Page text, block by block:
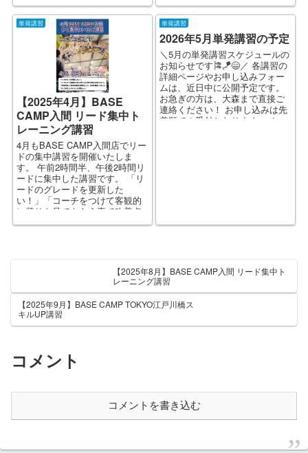
単発講習
【2025年4月】BASE
CAMP入間 リード集中ト
レーニング講習
4月もBASE CAMP入間店でリー
ドの集中講習を開催いたしま
す。 午前2時間半、午後2時間リ
ードに集中した講習です。 「リ
ードのグレードを更新した
い！」「コーチをつけて客観的
に登りを見てもらう事で改善点
を見つけたい」...
単発講習
2026年5月単発講習の予定
＼5月の単発講習スケジュールの
お知らせです🎏🪁😄／ 各講習の
詳細ページやお申し込みフォー
ムは、近日中に公開予定です。
お急ぎの方は、大森まで直接ご
連絡ください！ お申し込みは先
着順での受付となります。メー
【2025年8月】BASE CAMP入間 リード集中ト
レーニング講習
【2025年9月】BASE CAMP TOKYO江戸川橋ス
キルUP講習
コメント
コメントを書き込む